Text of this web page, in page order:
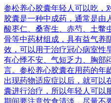
参松养心胶囊年轻人可以吃，
胶囊是一种中成药，通常是由
酸枣仁、桑寄生、赤芍、土鳖
骨等中药材组成，具有益气养
效，可以用于治疗冠心病室性
有心悸不安、气短乏力、胸部
言。参松养心胶囊在用药的年
出现药物适应症以后，就可以
囊进行治疗，所以年轻人可以
期间要注意饮食清淡，尽量不